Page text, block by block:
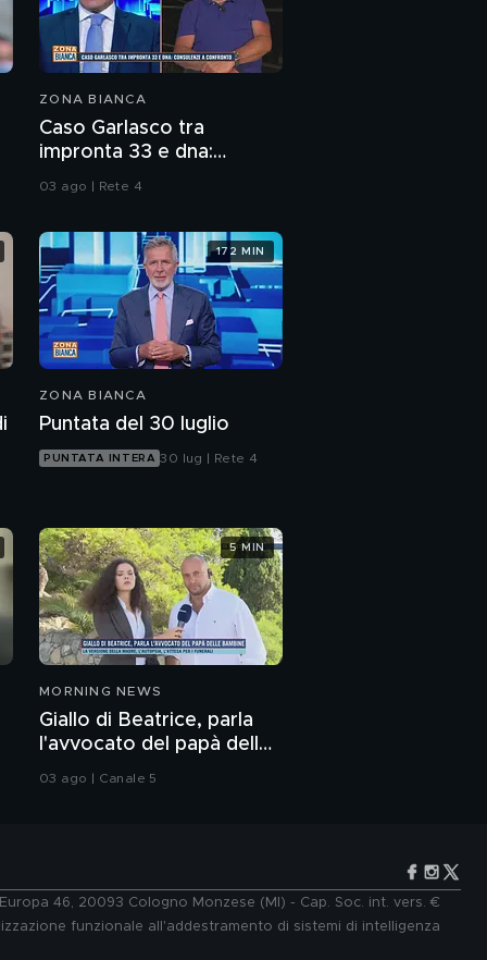
ZONA BIANCA
Caso Garlasco tra
impronta 33 e dna:
consulenze a confronto
03 ago | Rete 4
ZONA BIANCA
Puntata del 30 luglio
PUNTATA INTERA 30 lug | Rete 4
172 MIN
MORNING NEWS
Giallo di Beatrice, parla
l'avvocato del papà delle
bambine
03 ago | Canale 5
5 MIN
46, 20093 Cologno Monzese (MI) - Cap. Soc. int. vers. €
funzionale all'addestramento di sistemi di intelligenza